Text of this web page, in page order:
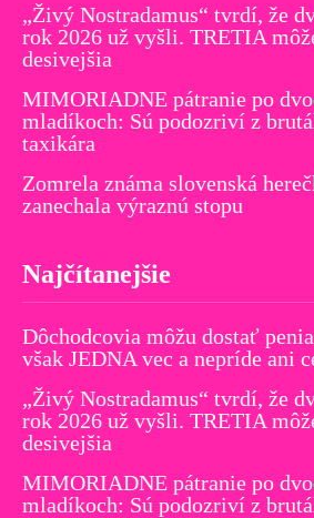
„Živý Nostradamus“ tvrdí, že
rok 2026 už vyšli. TRETIA
desivejšia
MIMORIADNE pátranie po
mladíkoch: Sú podozriví z
taxikára
Zomrela známa slovenská
zanechala výraznú stopu
Najčítanejšie
Dôchodcovia môžu dostať
však JEDNA vec a nepríde ani
„Živý Nostradamus“ tvrdí, že
rok 2026 už vyšli. TRETIA
desivejšia
MIMORIADNE pátranie po
mladíkoch: Sú podozriví z